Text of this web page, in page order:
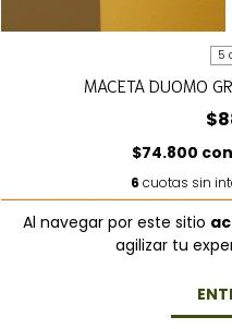
Al navegar por este sitio
agilizar tu
5
MACETA DUOMO
$74.800 con
6 cuotas sin